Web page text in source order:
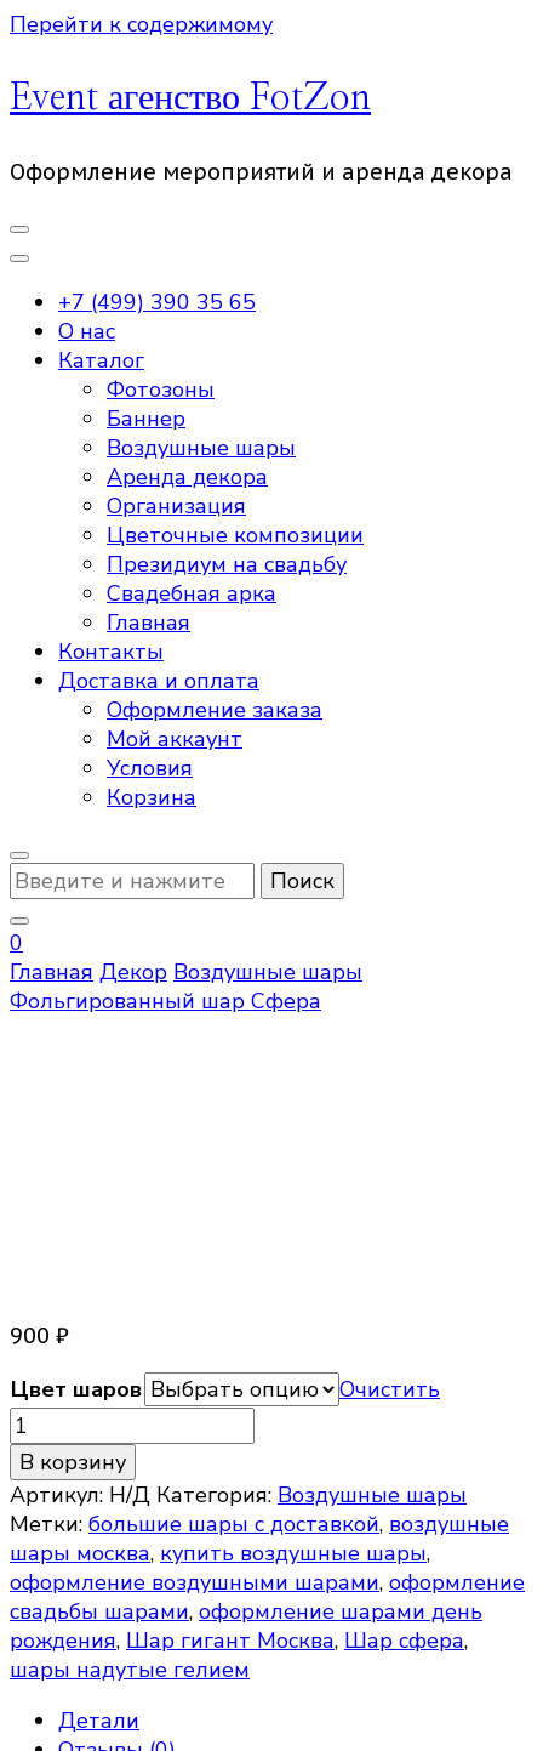
Перейти к содержимому
Event агенство FotZon
Оформление мероприятий и аренда декора
+7 (499) 390 35 65
О нас
Каталог
Фотозоны
Баннер
Воздушные шары
Аренда декора
Организация
Цветочные композиции
Президиум на свадьбу
Свадебная арка
Главная
Контакты
Доставка и оплата
Оформление заказа
Мой аккаунт
Условия
Корзина
Ищите
что-
то?
0
Главная Декор Воздушные шары
Фольгированный шар Сфера
900 ₽
Цвет шаров
Очистить
Количество
товара
Фольгированный
шар
Сфера
В корзину
Артикул: Н/Д Категория: Воздушные шары
Метки: большие шары с доставкой, воздушные
шары москва, купить воздушные шары,
оформление воздушными шарами, оформление
свадьбы шарами, оформление шарами день
рождения, Шар гигант Москва, Шар сфера,
шары надутые гелием
Детали